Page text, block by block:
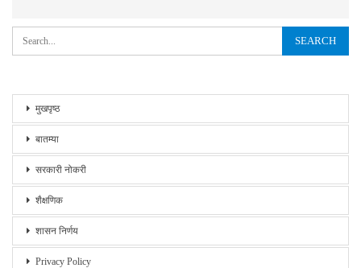
मुखपृष्ठ
बातम्या
सरकारी नोकरी
शैक्षणिक
शासन निर्णय
Privacy Policy